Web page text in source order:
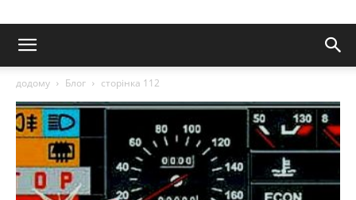
додому Блог сторінка 112